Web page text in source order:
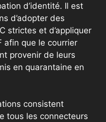
d’identité. Il est
d’adopter des
strictes et d’appliquer
afin que le courrier
provenir de leurs
en quarantaine en
consistent
tous les connecteurs